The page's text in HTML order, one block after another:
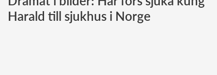
Norska kungahuset
Harald till sjukhus i Norge